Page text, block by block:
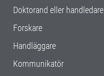
Doktorand eller handledare
Forskare
Handläggare
Kommunikatör